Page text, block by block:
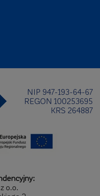
NIP 947-193-64-67
REGON 100253695
KRS 264887
o.o.